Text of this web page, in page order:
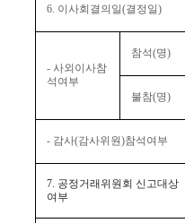
6. 이사회결의일(결정일)
-사외이사참
석여부
참석(명)
불참(명)
- 감사(감사위원)참석여부
7. 공정거래위원회 신고대상
여부